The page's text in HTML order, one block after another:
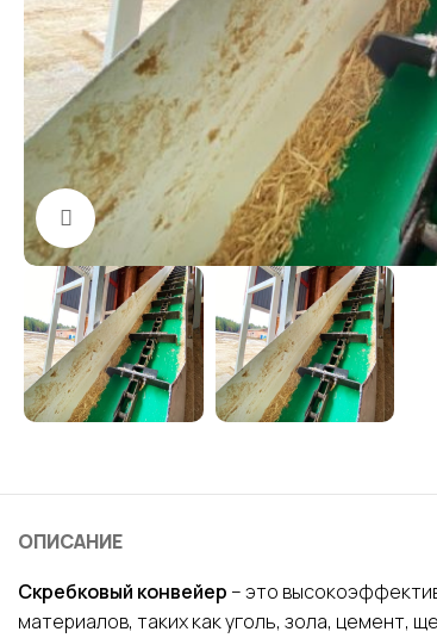
Увеличить
ОПИСАНИЕ
Скребковый конвейер – это
материалов, таких как уголь, зола, цемент,